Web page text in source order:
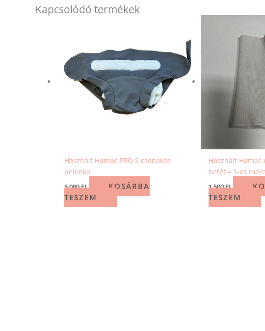
Kapcsolódó termékek
Használt Hamac PRO S csónakos
pelenka
5 000Ft
KOSÁRBA
TESZEM
Használt
betét – 1-es
1 500Ft
TESZEM